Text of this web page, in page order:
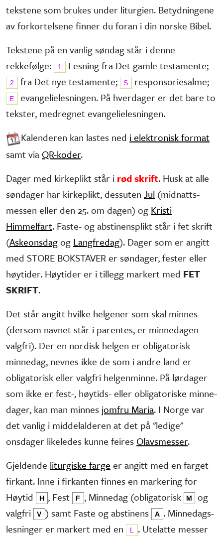
tekstene som brukes under liturgien. Betydningene
av forkortelsene finner du foran i din norske Bibel.
Tekstene på en vanlig søndag står i denne
rekkefølge:
1 Lesning fra Det gamle testa­mente;
2 fra Det nye testa­mente; S responsorie­salme;
E
evangelie­lesningen. På hverdager er det bare to
tekster, medregnet evangelielesningen.
Kalenderen kan lastes ned i elektronisk format
samt via QR-koder.
Dager med kirkeplikt står i rød skrift. Husk at alle
søndager har kirke­plikt, dessuten Jul (midnatts­
messen eller den 25. om dagen) og Kristi
Himmelfart. Faste- og abstinens­plikt står i fet skrift
(Askeonsdagog Langfredag). Dager som er angitt
med STORE BOKSTAVER er søndager, fester eller
høytider. Høytider er i tillegg markert med FET
SKRIFT.
Det står angitt hvilke helgener som skal minnes
(dersom navnet står i parentes, er minne­dagen
valgfri). Der en nordisk helgen er obliga­torisk
minne­dag, nevnes ikke de som i andre land er
obliga­torisk eller valgfri helgen­minne. På lørdager
som ikke er fest-, høytids- eller obliga­toriske minne­
dager, kan man minnes jomfru Maria. I Norge var
det vanlig i middel­alderen at det på "ledige"
onsdager like­ledes kunne feires Olavsmesser.
Gjeldende liturgiske farge er angitt med en farget
firkant. Inne i firkanten finnes en markering for
Høytid
H , Fest F , Minne­dag (obliga­torisk M
og
valg­fri
V ) samt Faste og abstinens A . Minnedags­
lesninger er markert med en
L
. Utelatte messer